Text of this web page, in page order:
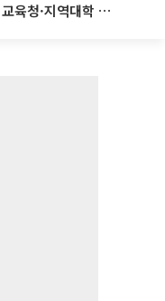
서·논술형 입시 연계 '착수'